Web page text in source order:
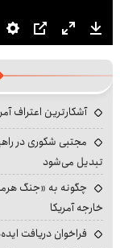
Settings
PIP Enter
آشکارترین اعتراف
مجتبی شکوری در
تبدیل می‌شود
چگونه به «جنگ
خارجه آمریکا
فراخوان دریافت